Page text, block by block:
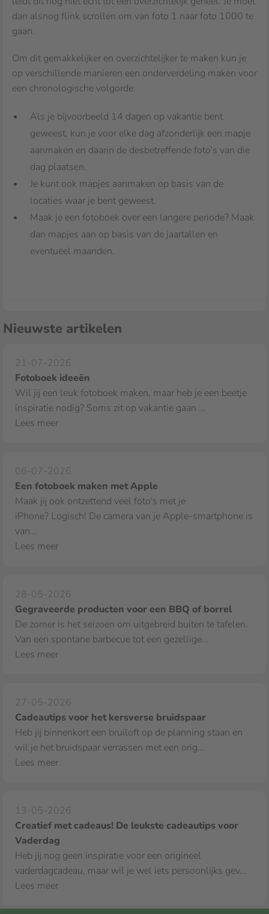
dan alsnog flink scrollen om van foto 1 naar foto 1000 te
gaan.
Om dit gemakkelijker en overzichtelijker te maken kun je
op verschillende manieren een onderverdeling maken voor
een chronologische volgorde:
Als je bijvoorbeeld 14 dagen op vakantie bent
geweest, kun je voor elke dag afzonderlijk een mapje
aanmaken en daarin de desbetreffende foto’s van die
dag plaatsen.
Je kunt ook mapjes aanmaken op basis van de
locaties waar je bent geweest.
Maak je een fotoboek over een langere periode? Maak
dan mapjes aan op basis van de jaartallen en
eventueel maanden.
Nieuwste artikelen
21-07-2026
Fotoboek ideeën
Wil jij een leuk fotoboek maken, maar heb je een beetje
inspiratie nodig? Soms zit op vakantie gaan ...
Lees meer
06-07-2026
Een fotoboek maken met Apple
Maak jij ook ontzettend veel foto's met je
iPhone? Logisch! De camera van je Apple‑smartphone is
van...
Lees meer
28-05-2026
Gegraveerde producten voor een BBQ of borrel
De zomer is het seizoen om uitgebreid buiten te tafelen.
Van een spontane barbecue tot een gezellige...
Lees meer
27-05-2026
Cadeautips voor het kersverse bruidspaar
Heb jij binnenkort een bruiloft op de planning staan en
wil je het bruidspaar verrassen met een orig...
Lees meer
13-05-2026
Creatief met cadeaus! De leukste cadeautips voor
Vaderdag
Heb jij nog geen inspiratie voor een origineel
vaderdagcadeau, maar wil je wel iets persoonlijks gev...
Lees meer